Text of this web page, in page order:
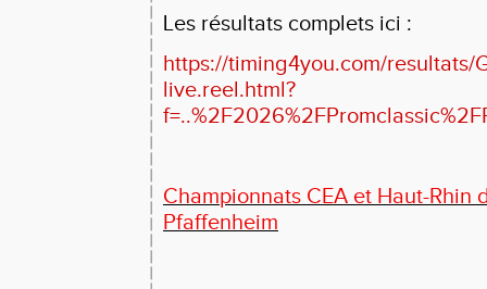
Les résultats complets ici :
https://timing4you.com/resultats/
live.reel.html?
Championnats CEA et Haut-Rhin
Pfaffenheim